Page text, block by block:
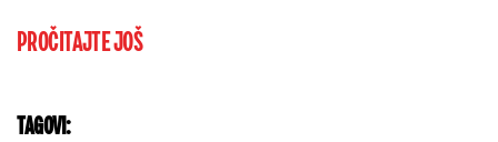
PROČITAJTE JOŠ
TAGOVI: